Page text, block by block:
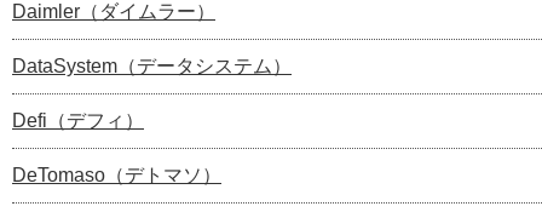
Daimler（ダイムラー）
DataSystem（データシステム）
Defi（デフィ）
DeTomaso（デトマソ）